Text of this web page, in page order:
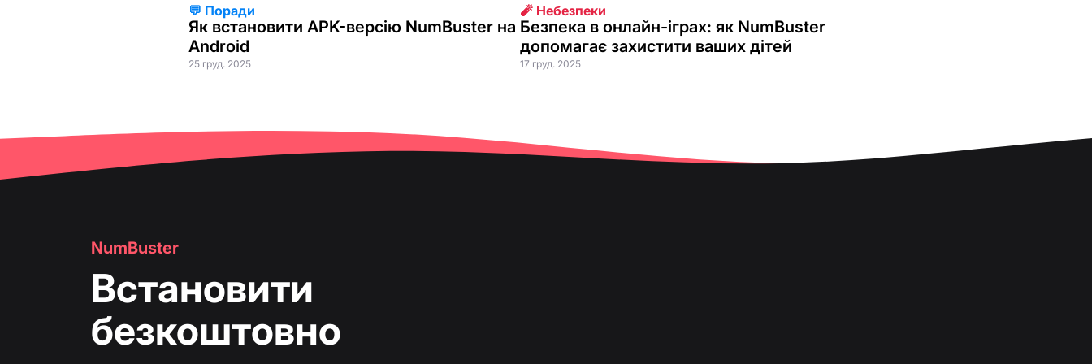
💬 Поради
Як встановити APK-версію NumBuster на
Android
25 груд. 2025
🧨 Небезпеки
Безпека в онлайн-іграх: як NumBuster
допомагає захистити ваших дітей
17 груд. 2025
NumBuster
Встановити
безкоштовно